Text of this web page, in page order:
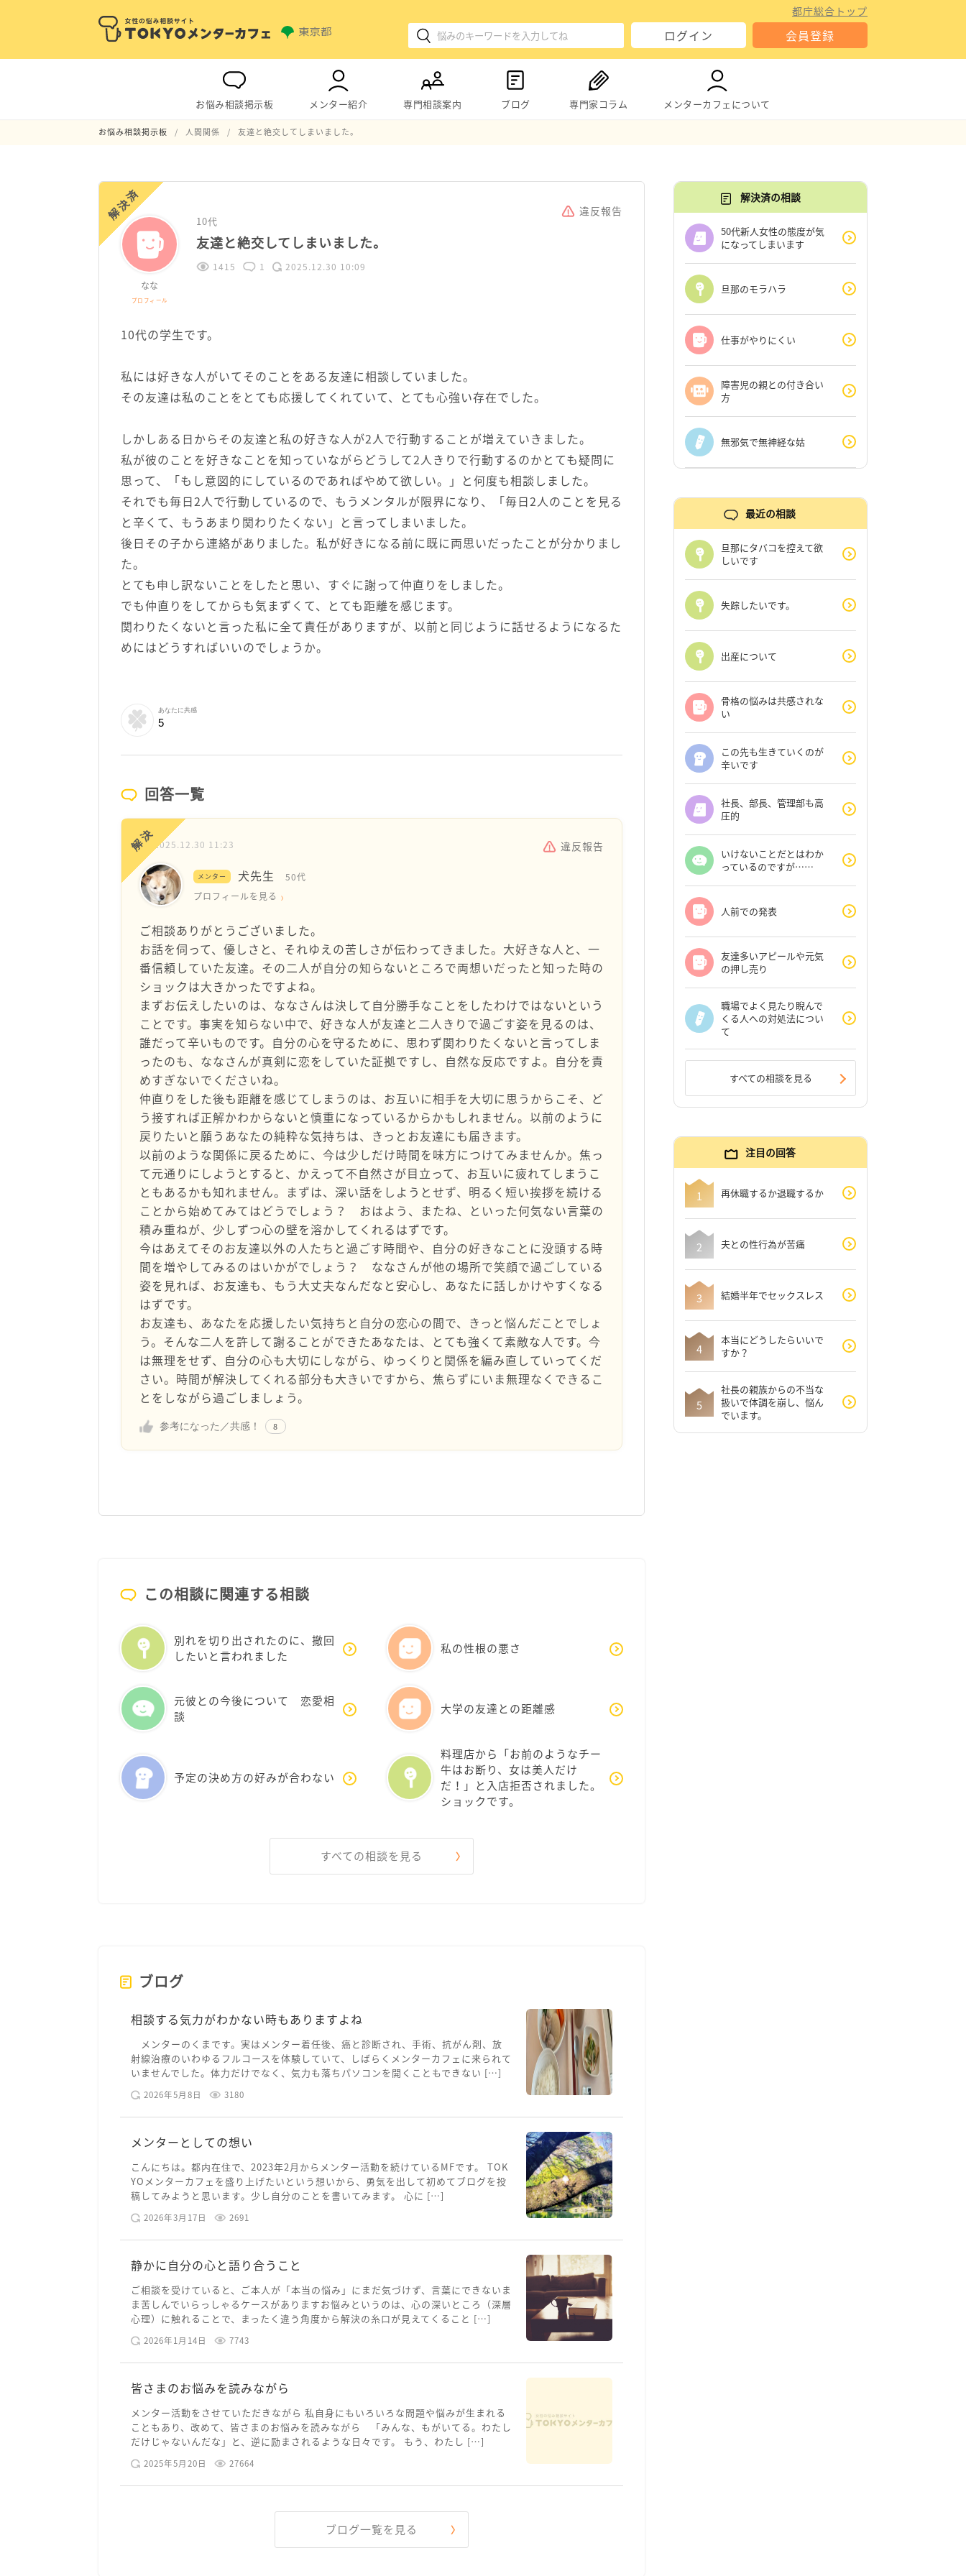
都庁総合トップ
ログイン 会員登録
お悩み相談掲示板 メンター紹介 専門相談案内 ブログ 専門家コラム メンターカフェについて
お悩み相談掲示板 人間関係 友達と絶交してしまいました。
解決済 違反報告
なな
プロフィール
10代
友達と絶交してしまいました。
1415 1 2025.12.30 10:09
10代の学生です。
私には好きな人がいてそのことをある友達に相談していました。
その友達は私のことをとても応援してくれていて、とても心強い存在でした。
しかしある日からその友達と私の好きな人が2人で行動することが増えていきました。
私が彼のことを好きなことを知っていながらどうして2人きりで行動するのかとても疑問に
思って、「もし意図的にしているのであればやめて欲しい。」と何度も相談しました。
それでも毎日2人で行動しているので、もうメンタルが限界になり、「毎日2人のことを見る
と辛くて、もうあまり関わりたくない」と言ってしまいました。
後日その子から連絡がありました。私が好きになる前に既に両思いだったことが分かりまし
た。
とても申し訳ないことをしたと思い、すぐに謝って仲直りをしました。
でも仲直りをしてからも気まずくて、とても距離を感じます。
関わりたくないと言った私に全て責任がありますが、以前と同じように話せるようになるた
めにはどうすればいいのでしょうか。
あなたに共感
5
回答一覧
解決2025.12.30 11:23 違反報告
メンター 犬先生
50代
プロフィールを見る
ご相談ありがとうございました。
お話を伺って、優しさと、それゆえの苦しさが伝わってきました。大好きな人と、一
番信頼していた友達。その二人が自分の知らないところで両想いだったと知った時の
ショックは大きかったですよね。
まずお伝えしたいのは、ななさんは決して自分勝手なことをしたわけではないという
ことです。事実を知らない中で、好きな人が友達と二人きりで過ごす姿を見るのは、
誰だって辛いものです。自分の心を守るために、思わず関わりたくないと言ってしま
ったのも、ななさんが真剣に恋をしていた証拠ですし、自然な反応ですよ。自分を責
めすぎないでくださいね。
仲直りをした後も距離を感じてしまうのは、お互いに相手を大切に思うからこそ、ど
う接すれば正解かわからないと慎重になっているからかもしれません。以前のように
戻りたいと願うあなたの純粋な気持ちは、きっとお友達にも届きます。
以前のような関係に戻るために、今は少しだけ時間を味方につけてみませんか。焦っ
て元通りにしようとすると、かえって不自然さが目立って、お互いに疲れてしまうこ
ともあるかも知れません。まずは、深い話をしようとせず、明るく短い挨拶を続ける
ことから始めてみてはどうでしょう？ おはよう、またね、といった何気ない言葉の
積み重ねが、少しずつ心の壁を溶かしてくれるはずです。
今はあえてそのお友達以外の人たちと過ごす時間や、自分の好きなことに没頭する時
間を増やしてみるのはいかがでしょう？ ななさんが他の場所で笑顔で過ごしている
姿を見れば、お友達も、もう大丈夫なんだなと安心し、あなたに話しかけやすくなる
はずです。
お友達も、あなたを応援したい気持ちと自分の恋心の間で、きっと悩んだことでしょ
う。そんな二人を許して謝ることができたあなたは、とても強くて素敵な人です。今
は無理をせず、自分の心も大切にしながら、ゆっくりと関係を編み直していってくだ
さい。時間が解決してくれる部分も大きいですから、焦らずにいま無理なくできるこ
とをしながら過ごしましょう。
参考になった／共感！ 8
この相談に関連する相談
別れを切り出されたのに、撤回
したいと言われました
私の性根の悪さ
元彼との今後について 恋愛相
談
大学の友達との距離感
予定の決め方の好みが合わない
料理店から「お前のようなチー
牛はお断り、女は美人だけ
だ！」と入店拒否されました。
ショックです。
すべての相談を見る
ブログ
相談する気力がわかない時もありますよね
メンターのくまです。実はメンター着任後、癌と診断され、手術、抗がん剤、放
射線治療のいわゆるフルコースを体験していて、しばらくメンターカフェに来られて
いませんでした。体力だけでなく、気力も落ちパソコンを開くこともできない […]
2026年5月8日 3180
メンターとしての想い
こんにちは。都内在住で、2023年2月からメンター活動を続けているMFです。 TOK
YOメンターカフェを盛り上げたいという想いから、勇気を出して初めてブログを投
稿してみようと思います。少し自分のことを書いてみます。 心に […]
2026年3月17日 2691
静かに自分の心と語り合うこと
ご相談を受けていると、ご本人が「本当の悩み」にまだ気づけず、言葉にできないま
ま苦しんでいらっしゃるケースがありますお悩みというのは、心の深いところ（深層
心理）に触れることで、まったく違う角度から解決の糸口が見えてくること […]
2026年1月14日 7743
皆さまのお悩みを読みながら
メンター活動をさせていただきながら 私自身にもいろいろな問題や悩みが生まれる
こともあり、改めて、皆さまのお悩みを読みながら 「みんな、もがいてる。わたし
だけじゃないんだな」と、逆に励まされるような日々です。 もう、わたし […]
2025年5月20日 27664
ブログ一覧を見る
解決済の相談
50代新人女性の態度が気
になってしまいます
旦那のモラハラ
仕事がやりにくい
障害児の親との付き合い
方
無邪気で無神経な姑
最近の相談
旦那にタバコを控えて欲
しいです
失踪したいです。
出産について
骨格の悩みは共感されな
い
この先も生きていくのが
辛いです
社長、部長、管理部も高
圧的
いけないことだとはわか
っているのですが……
人前での発表
友達多いアピールや元気
の押し売り
職場でよく見たり睨んで
くる人への対処法につい
て
すべての相談を見る
注目の回答
再休職するか退職するか
夫との性行為が苦痛
結婚半年でセックスレス
本当にどうしたらいいで
すか？
社長の親族からの不当な
扱いで体調を崩し、悩ん
でいます。